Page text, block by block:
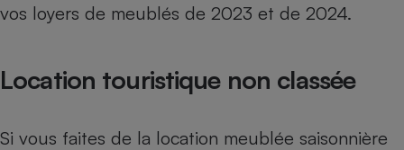
vos loyers de meublés de 2023 et de 2024.
Location touristique non classée
Si vous faites de la location meublée saisonnière
Antivirus